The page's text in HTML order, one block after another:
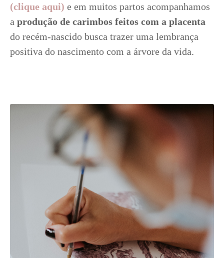
(clique aqui) e em muitos partos acompanhamos
a produção de carimbos feitos com a placenta
do recém-nascido busca trazer uma lembrança
positiva do nascimento com a árvore da vida.